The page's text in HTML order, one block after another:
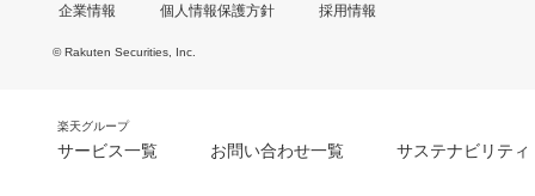
企業情報 個人情報保護方針 採用情報
© Rakuten Securities, Inc.
楽天グループ
サービス一覧 お問い合わせ一覧 サステナビリティ